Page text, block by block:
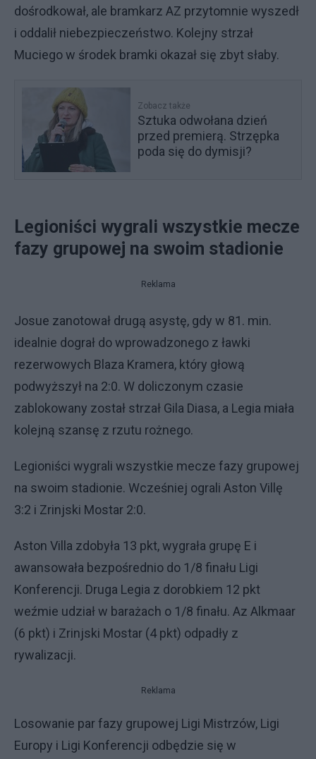
dośrodkował, ale bramkarz AZ przytomnie wyszedł
i oddalił niebezpieczeństwo. Kolejny strzał
Muciego w środek bramki okazał się zbyt słaby.
Zobacz także
Sztuka odwołana dzień
przed premierą. Strzępka
poda się do dymisji?
Legioniści wygrali wszystkie mecze
fazy grupowej na swoim stadionie
Reklama
Josue zanotował drugą asystę, gdy w 81. min.
idealnie dograł do wprowadzonego z ławki
rezerwowych Blaza Kramera, który głową
podwyższył na 2:0. W doliczonym czasie
zablokowany został strzał Gila Diasa, a Legia miała
kolejną szansę z rzutu rożnego.
Legioniści wygrali wszystkie mecze fazy grupowej
na swoim stadionie. Wcześniej ograli Aston Villę
3:2 i Zrinjski Mostar 2:0.
Aston Villa zdobyła 13 pkt, wygrała grupę E i
awansowała bezpośrednio do 1/8 finału Ligi
Konferencji. Druga Legia z dorobkiem 12 pkt
weźmie udział w barażach o 1/8 finału. Az Alkmaar
(6 pkt) i Zrinjski Mostar (4 pkt) odpadły z
rywalizacji.
Reklama
Losowanie par fazy grupowej Ligi Mistrzów, Ligi
Europy i Ligi Konferencji odbędzie się w